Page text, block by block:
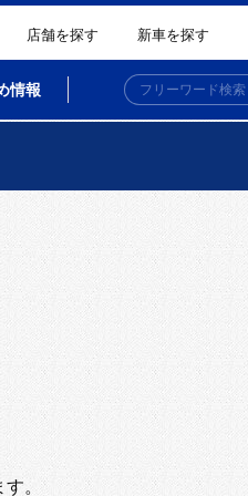
店舗を探す 新車を探す
情報
す。